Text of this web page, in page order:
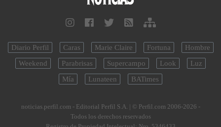
Diario Perfil Caras Marie Claire Fortuna
Hombre
Weekend
Parabrisas Supercampo Look
Luz
Mía
Lunateen BATimes
noticias.perfil.com - Editorial Perfil S.A. | © Perfil.com 2006-2026 -
Todos los derechos reservados